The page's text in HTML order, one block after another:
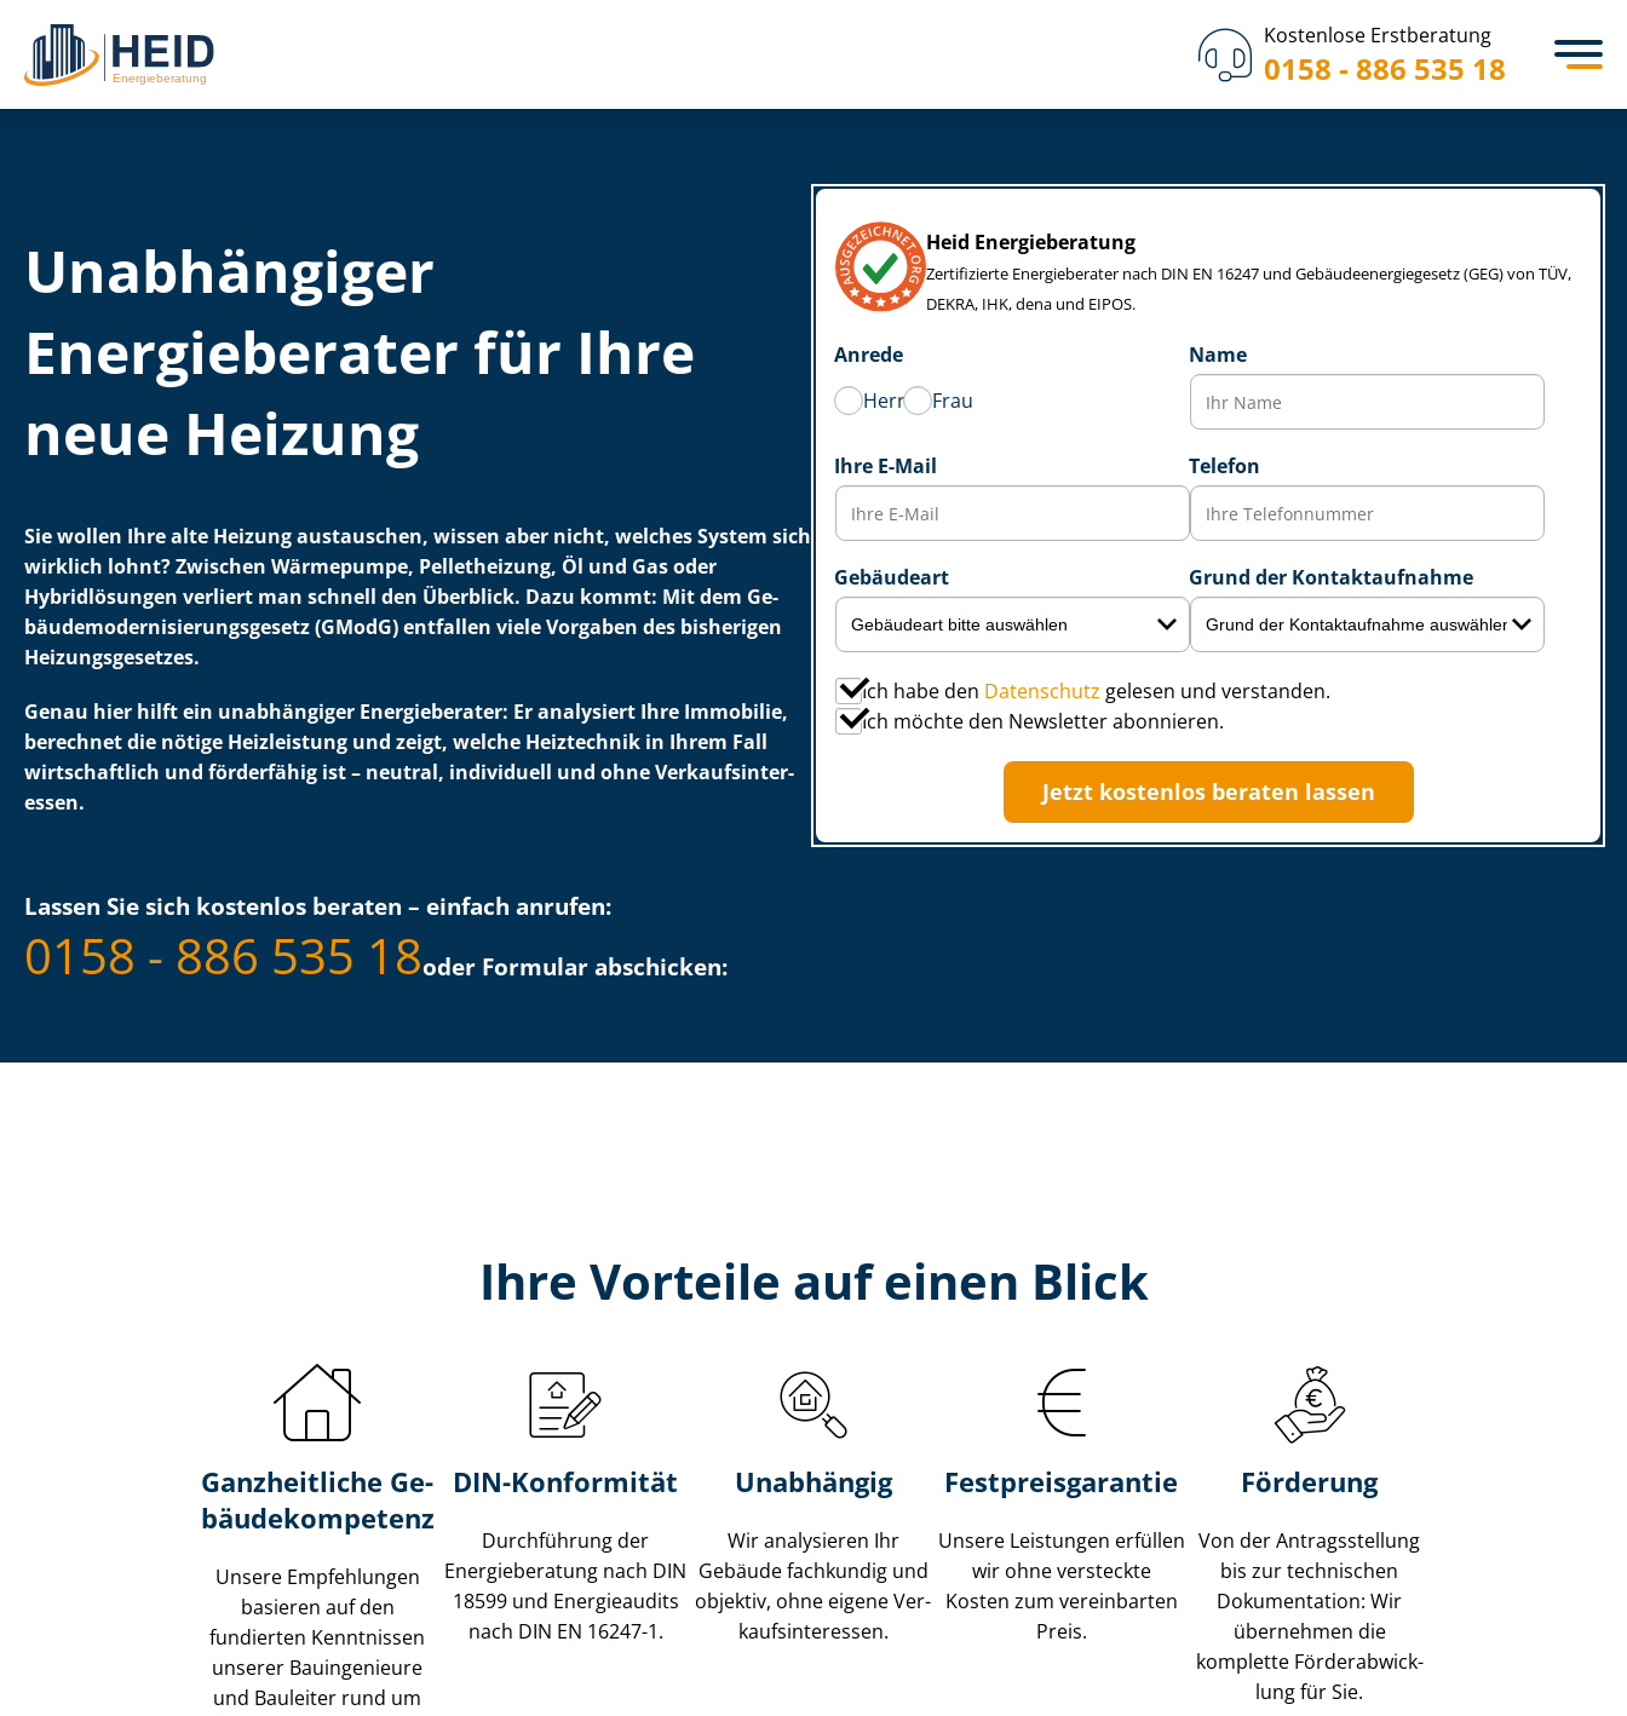
Kostenlose Erstberatung
0158 - 886 535 18
Unabhängiger
Energieberater für Ihre
neue Heizung
Sie wollen Ihre alte Heizung austauschen, wissen aber nicht, welches System sich
wirklich lohnt? Zwischen Wärmepumpe, Pelletheizung, Öl und Gas oder
Hybridlösungen verliert man schnell den Überblick. Dazu kommt: Mit dem Ge­
bäu­de­mo­der­ni­sie­rungs­ge­setz (GModG) entfallen viele Vorgaben des bisherigen
Hei­zungs­ge­set­zes.
Genau hier hilft ein unabhängiger Energieberater: Er analysiert Ihre Immobilie,
berechnet die nötige Heizleistung und zeigt, welche Heiztechnik in Ihrem Fall
wirtschaftlich und förderfähig ist – neutral, individuell und ohne Ver­kaufs­in­ter­
es­sen.
Lassen Sie sich kostenlos beraten – einfach anrufen:
0158 - 886 535 18oder Formular abschicken:
Heid Energieberatung
Zertifizierte Energieberater nach DIN EN 16247 und Ge­bäu­de­en­er­gie­ge­setz (GEG) von TÜV,
DEKRA, IHK, dena und EIPOS.
Anrede
Herr
Frau
Name
Ihre E-Mail Telefon
Gebäudeart Grund der Kontaktaufnahme
Ich habe den Datenschutz gelesen und verstanden.
Ich möchte den Newsletter abonnieren.
Jetzt kostenlos beraten lassen
Ihre Vorteile auf einen Blick
Ganzheitliche Ge­
bäu­de­kom­pe­tenz
Unsere Empfehlungen
basieren auf den
fundierten Kenntnissen
unserer Bauingenieure
und Bauleiter rund um
DIN-Konformität
Durchführung der
Energieberatung nach DIN
18599 und Energieaudits
nach DIN EN 16247-1.
Unabhängig
Wir analysieren Ihr
Gebäude fachkundig und
objektiv, ohne eigene Ver­
kaufs­in­ter­es­sen.
Festpreis​garantie
Unsere Leistungen erfüllen
wir ohne versteckte
Kosten zum vereinbarten
Preis.
Förderung
Von der Antragsstellung
bis zur technischen
Dokumentation: Wir
übernehmen die
komplette För­der­ab­wick­
lung für Sie.